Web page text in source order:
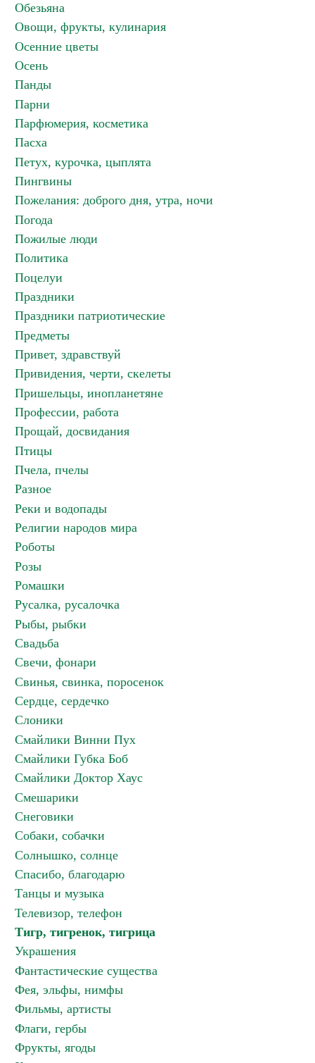
Обезьяна
Овощи, фрукты, кулинария
Осенние цветы
Осень
Панды
Парни
Парфюмерия, косметика
Пасха
Петух, курочка, цыплята
Пингвины
Пожелания: доброго дня, утра, ночи
Погода
Пожилые люди
Политика
Поцелуи
Праздники
Праздники патриотические
Предметы
Привет, здравствуй
Привидения, черти, скелеты
Пришельцы, инопланетяне
Профессии, работа
Прощай, досвидания
Птицы
Пчела, пчелы
Разное
Реки и водопады
Религии народов мира
Роботы
Розы
Ромашки
Русалка, русалочка
Рыбы, рыбки
Свадьба
Свечи, фонари
Свинья, свинка, поросенок
Сердце, сердечко
Слоники
Смайлики Винни Пух
Смайлики Губка Боб
Смайлики Доктор Хаус
Смешарики
Снеговики
Собаки, собачки
Солнышко, солнце
Спасибо, благодарю
Танцы и музыка
Телевизор, телефон
Тигр, тигренок, тигрица
Украшения
Фантастические существа
Фея, эльфы, нимфы
Фильмы, артисты
Флаги, гербы
Фрукты, ягоды